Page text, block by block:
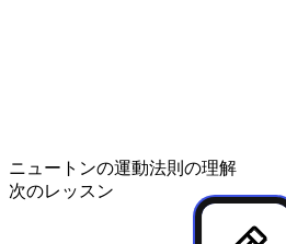
ニュートンの運動法則の理解
次のレッスン